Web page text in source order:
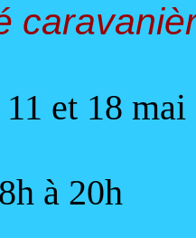
et 18 mai
à 20h